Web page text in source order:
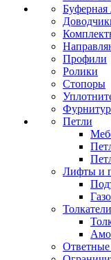
Буферная
Профили
Ролики
Стопоры
Петли
Лифты и